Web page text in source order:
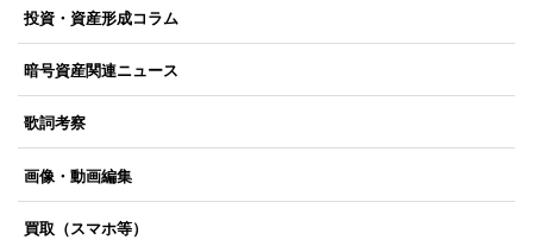
投資・資産形成コラム
暗号資産関連ニュース
歌詞考察
画像・動画編集
買取（スマホ等）